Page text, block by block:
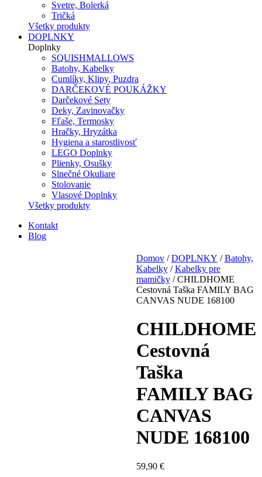
Svetre, Bolerká
Tričká
Všetky produkty
DOPLNKY
Doplnky
SQUISHMALLOWS
Batohy, Kabelky
Cumlíky, Klipy, Puzdra
DARČEKOVÉ POUKÁŽKY
Darčekové Sety
Deky, Zavinovačky
Fľaše, Termosky
Hračky, Hryzátka
Hygiena a starostlivosť
LEGO Doplnky
Plienky, Osušky
Slnečné Okuliare
Stolovanie
Vlasové Doplnky
Všetky produkty
Kontakt
Blog
Domov/DOPLNKY /Batohy,
Kabelky/Kabelky pre
mamičky/ CHILDHOME
Cestovná Taška FAMILY BAG
CANVAS NUDE 168100
CHILDHOME
Cestovná
Taška
FAMILY BAG
CANVAS
NUDE 168100
59,90 €